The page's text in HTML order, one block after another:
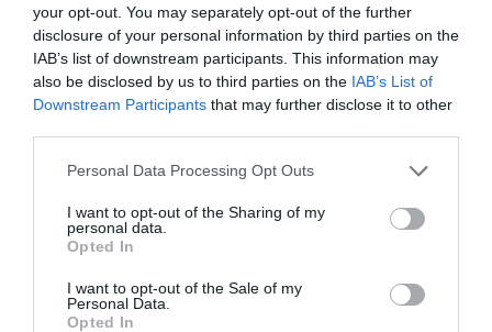
your opt-out. You may separately opt-out of the further
disclosure of your personal information by third parties on the
IAB’s list of downstream participants. This information may
also be disclosed by us to third parties on the IAB’s List of
Downstream Participants that may further disclose it to other
Personal Data Processing Opt Outs
I want to opt-out of the Sharing of my
personal data.
Opted In
I want to opt-out of the Sale of my
Personal Data.
Opted In
PARTAGER L'ARTICLE
FacebookTwitterPinterestLinkedInEmail
COMMENTAIRE(S)